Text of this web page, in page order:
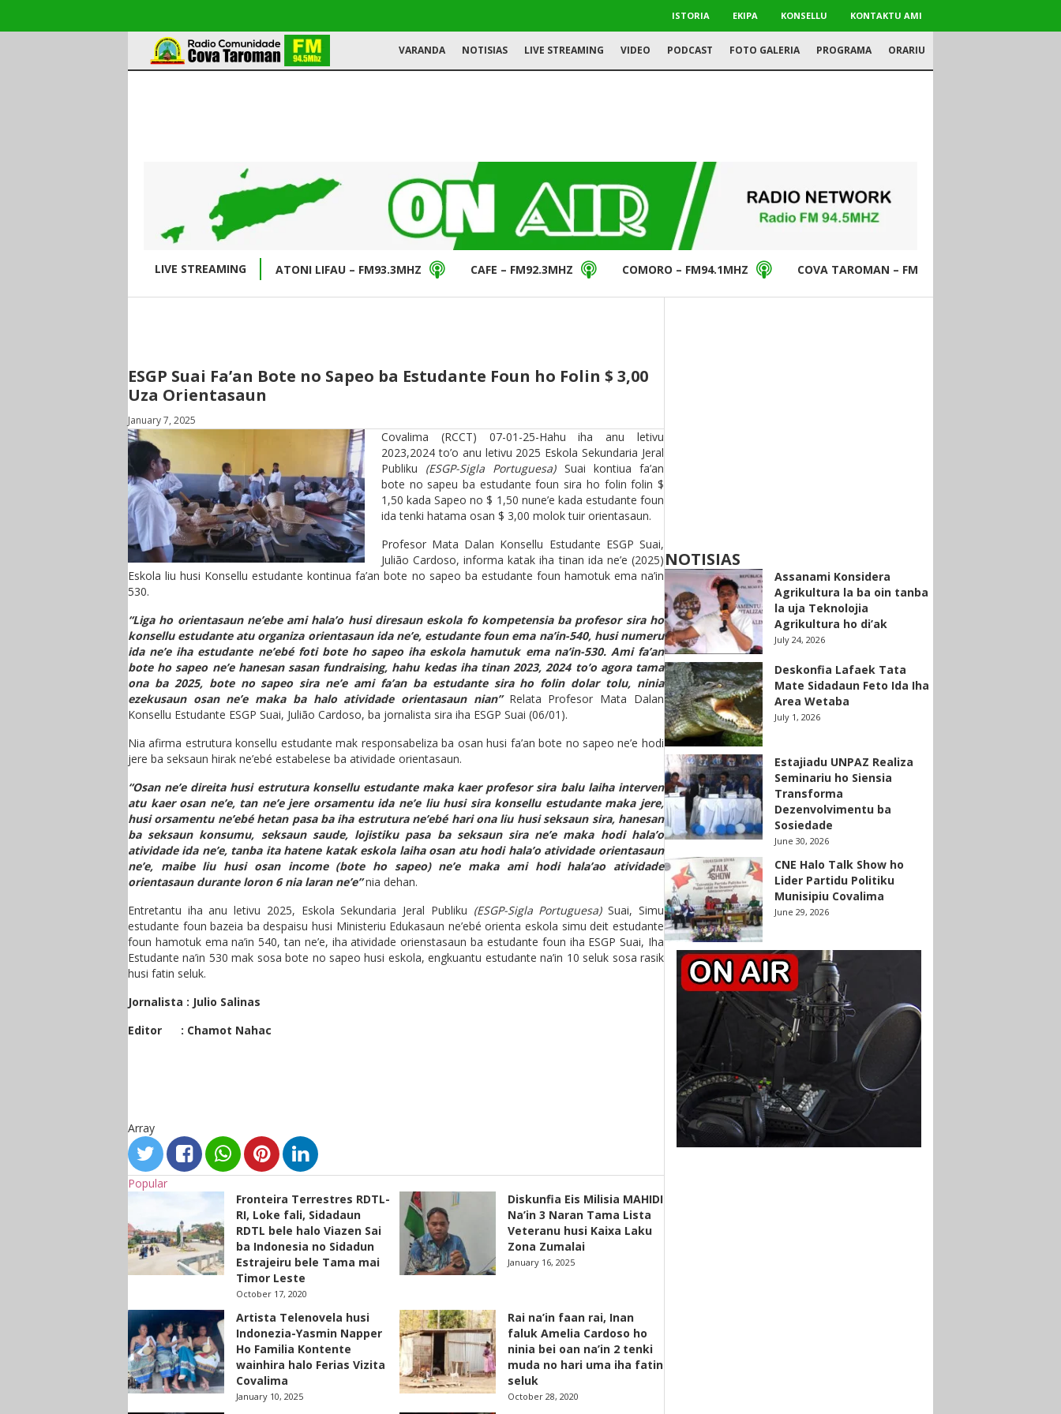
ISTORIA EKIPA KONSELLU KONTAKTU AMI
VARANDA NOTISIAS LIVE STREAMING VIDEO PODCAST FOTO GALERIA PROGRAMA ORARIU
LIVE STREAMING ATONI LIFAU – FM93.3MHZ CAFE – FM92.3MHZ COMORO – FM94.1MHZ COVA TAROMAN – FM94.5MHZ
ESGP Suai Fa’an Bote no Sapeo ba Estudante Foun ho Folin $ 3,00
Uza Orientasaun
January 7, 2025
Covalima (RCCT) 07-01-25-Hahu iha anu letivu
2023,2024 to’o anu letivu 2025 Eskola Sekundaria Jeral
Publiku (ESGP-Sigla Portuguesa) Suai kontiua fa’an
bote no sapeu ba estudante foun sira ho folin folin $
1,50 kada Sapeo no $ 1,50 nune’e kada estudante foun
ida tenki hatama osan $ 3,00 molok tuir orientasaun.
Profesor Mata Dalan Konsellu Estudante ESGP Suai,
Julião Cardoso, informa katak iha tinan ida ne’e (2025)
Eskola liu husi Konsellu estudante kontinua fa’an bote no sapeo ba estudante foun hamotuk ema na’in
530.
“Liga ho orientasaun ne’ebe ami hala’o husi diresaun eskola fo kompetensia ba profesor sira ho
konsellu estudante atu organiza orientasaun ida ne’e, estudante foun ema na’in-540, husi numeru
ida ne’e iha estudante ne’ebé foti bote ho sapeo iha eskola hamutuk ema na’in-530. Ami fa’an
bote ho sapeo ne’e hanesan sasan fundraising, hahu kedas iha tinan 2023, 2024 to’o agora tama
ona ba 2025, bote no sapeo sira ne’e ami fa’an ba estudante sira ho folin dolar tolu, ninia
ezekusaun osan ne’e maka ba halo atividade orientasaun nian”Relata Profesor Mata Dalan
Konsellu Estudante ESGP Suai, Julião Cardoso, ba jornalista sira iha ESGP Suai (06/01).
Nia afirma estrutura konsellu estudante mak responsabeliza ba osan husi fa’an bote no sapeo ne’e hodi
jere ba seksaun hirak ne’ebé estabelese ba atividade orientasaun.
“Osan ne’e direita husi estrutura konsellu estudante maka kaer profesor sira balu laiha interven
atu kaer osan ne’e, tan ne’e jere orsamentu ida ne’e liu husi sira konsellu estudante maka jere,
husi orsamentu ne’ebé hetan pasa ba iha estrutura ne’ebé hari ona liu husi seksaun sira, hanesan
ba seksaun konsumu, seksaun saude, lojistiku pasa ba seksaun sira ne’e maka hodi hala’o
atividade ida ne’e, tanba ita hatene katak eskola laiha osan atu hodi hala’o atividade orientasaun
ne’e, maibe liu husi osan income (bote ho sapeo) ne’e maka ami hodi hala’ao atividade
orientasaun durante loron 6 nia laran ne’e”nia dehan.
Entretantu iha anu letivu 2025, Eskola Sekundaria Jeral Publiku (ESGP-Sigla Portuguesa)Suai, Simu
estudante foun bazeia ba despaisu husi Ministeriu Edukasaun ne’ebé orienta eskola simu deit estudante
foun hamotuk ema na’in 540, tan ne’e, iha atividade orienstasaun ba estudante foun iha ESGP Suai, Iha
Estudante na’in 530 mak sosa bote no sapeo husi eskola, engkuantu estudante na’in 10 seluk sosa rasik
husi fatin seluk.
Jornalista : Julio Salinas
Editor : Chamot Nahac
Array
Popular
Fronteira Terrestres RDTL-
RI, Loke fali, Sidadaun
RDTL bele halo Viazen Sai
ba Indonesia no Sidadun
Estrajeiru bele Tama mai
Timor Leste
October 17, 2020
Diskunfia Eis Milisia MAHIDI
Na’in 3 Naran Tama Lista
Veteranu husi Kaixa Laku
Zona Zumalai
January 16, 2025
Artista Telenovela husi
Indonezia-Yasmin Napper
Ho Familia Kontente
wainhira halo Ferias Vizita
Covalima
January 10, 2025
Rai na’in faan rai, Inan
faluk Amelia Cardoso ho
ninia bei oan na’in 2 tenki
muda no hari uma iha fatin
seluk
October 28, 2020
NOTISIAS
Assanami Konsidera
Agrikultura la ba oin tanba
la uja Teknolojia
Agrikultura ho di’ak
July 24, 2026
Deskonfia Lafaek Tata
Mate Sidadaun Feto Ida Iha
Area Wetaba
July 1, 2026
Estajiadu UNPAZ Realiza
Seminariu ho Siensia
Transforma
Dezenvolvimentu ba
Sosiedade
June 30, 2026
CNE Halo Talk Show ho
Lider Partidu Politiku
Munisipiu Covalima
June 29, 2026